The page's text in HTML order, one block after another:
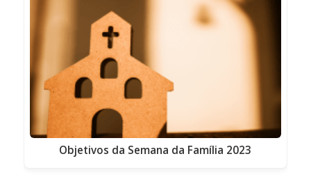
Objetivos da Semana da Família 2023